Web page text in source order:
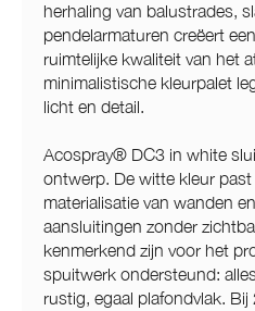
herhaling van balustrades,
pendelarmaturen creëert
ruimtelijke kwaliteit van het
minimalistische kleurpalet
licht en detail.
Acospray® DC3 in white
ontwerp. De witte kleur
materialisatie van wanden
aansluitingen zonder
kenmerkend zijn voor het
spuitwerk ondersteund:
rustig, egaal plafondvlak.